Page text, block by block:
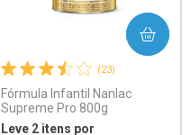
(23)
Fórmula Infantil Nanlac
Supreme Pro 800g
Leve 2 itens por
COMPRAR